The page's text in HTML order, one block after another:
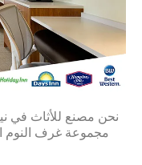
نحن مصنع للأثاث في
مجموعة غرف النوم